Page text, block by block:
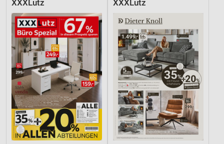
XXXLutz XXXLutz